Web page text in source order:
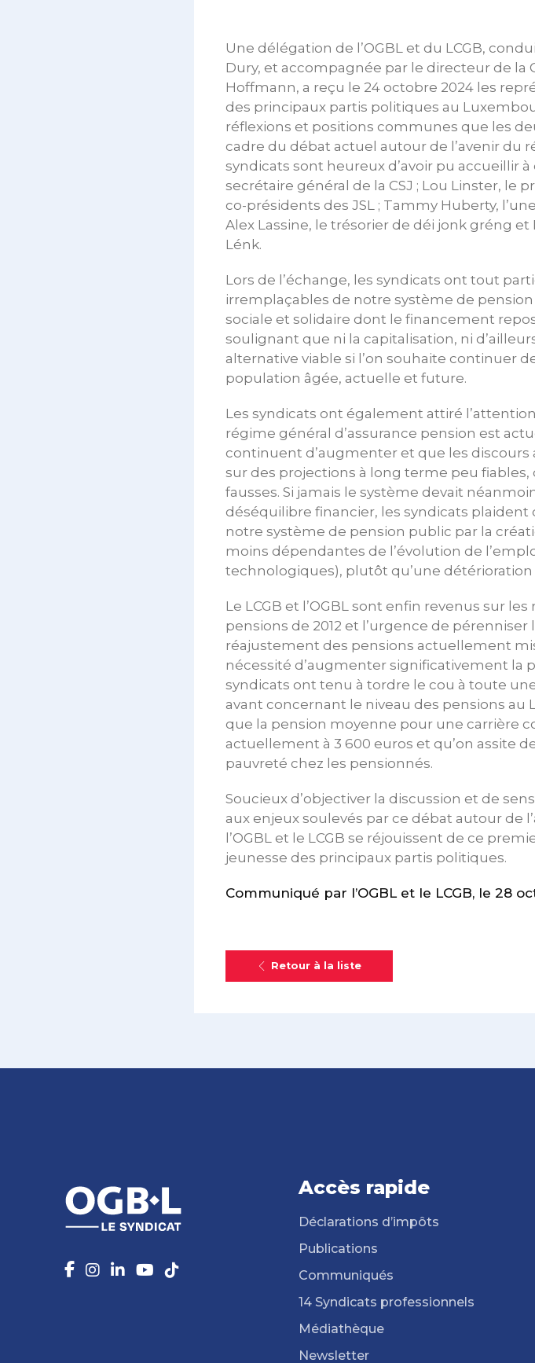
Une délégation de l’OGBL et du LCGB,
Dury, et accompagnée par le directeur de la
Hoffmann, a reçu le 24 octobre 2024 les
des principaux partis politiques au
réflexions et positions communes que les
cadre du débat actuel autour de l’avenir du
syndicats sont heureux d’avoir pu accueillir
secrétaire général de la CSJ ; Lou Linster, le
co-présidents des JSL ; Tammy Huberty,
Alex Lassine, le trésorier de déi jonk gréng
Lénk.
Lors de l’échange, les syndicats ont tout
irremplaçables de notre système de
sociale et solidaire dont le financement
soulignant que ni la capitalisation, ni
alternative viable si l’on souhaite continuer
population âgée, actuelle et future.
Les syndicats ont également attiré
régime général d’assurance pension est
continuent d’augmenter et que les
sur des projections à long terme peu
fausses. Si jamais le système devait
déséquilibre financier, les syndicats
notre système de pension public par la
moins dépendantes de l’évolution de
technologiques), plutôt qu’une détérioration
Le LCGB et l’OGBL sont enfin revenus sur
pensions de 2012 et l’urgence de pérenniser
réajustement des pensions actuellement
nécessité d’augmenter significativement la
syndicats ont tenu à tordre le cou à toute
avant concernant le niveau des pensions
que la pension moyenne pour une carrière
actuellement à 3 600 euros et qu’on assite
pauvreté chez les pensionnés.
Soucieux d’objectiver la discussion et de
aux enjeux soulevés par ce débat autour de
l’OGBL et le LCGB se réjouissent de ce
jeunesse des principaux partis politiques.
Communiqué par l’OGBL et le LCGB, le 28
Retour à la liste
Accès rapide
Déclarations d’impôts
Publications
Communiqués
14 Syndicats professionnels
Médiathèque
Newsletter